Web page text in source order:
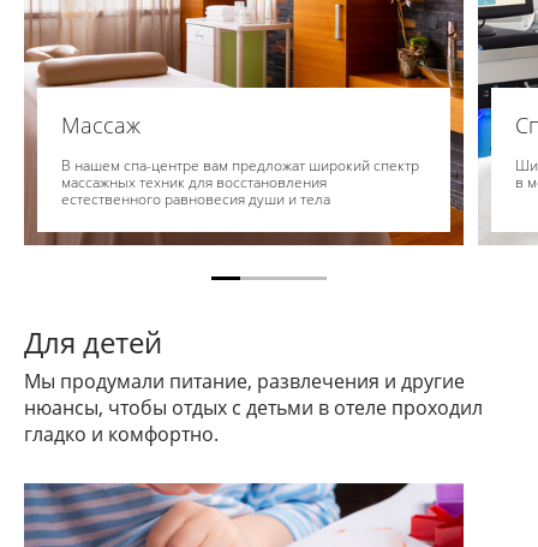
Массаж
В нашем спа-центре вам предложат широкий спектр
массажных техник для восстановления
естественного равновесия души и тела
в
Для детей
Мы продумали питание, развлечения и другие
нюансы, чтобы отдых с детьми в отеле проходил
гладко и комфортно.